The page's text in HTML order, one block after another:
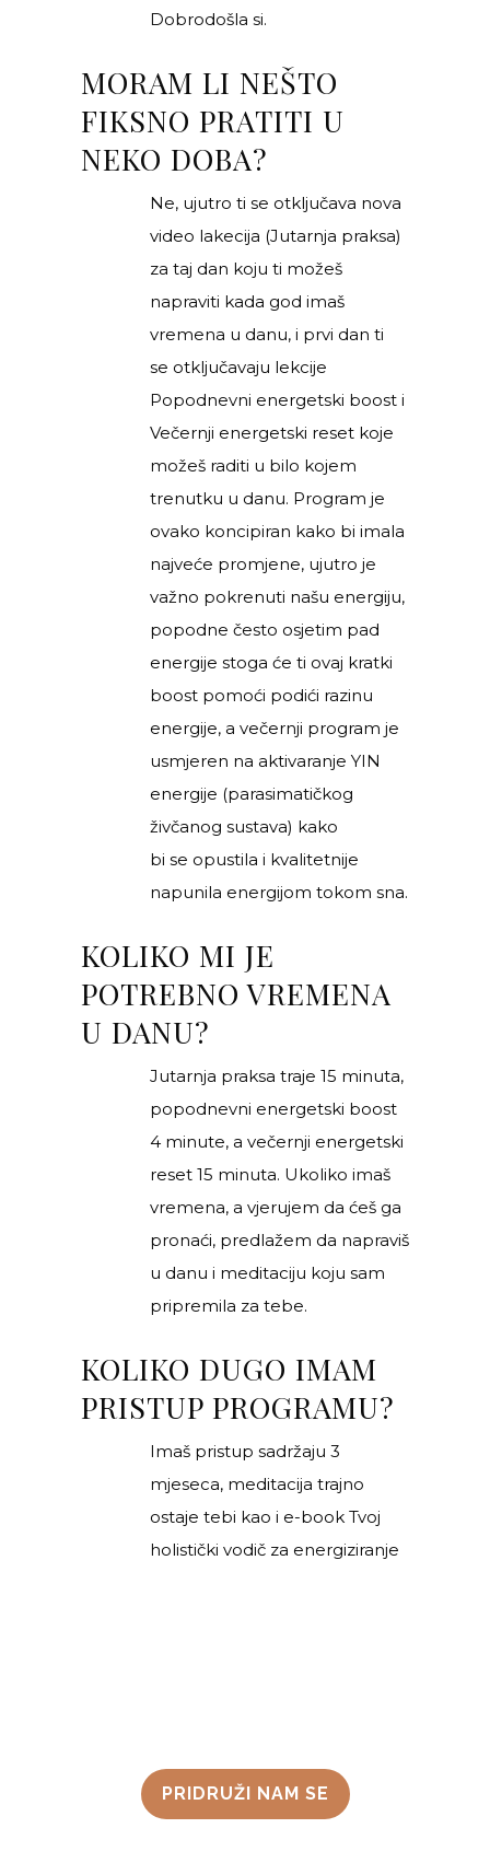
Dobrodošla si.
MORAM LI NEŠTO
FIKSNO PRATITI U
NEKO DOBA?
Ne, ujutro ti se otključava nova
video lakecija (Jutarnja praksa)
za taj dan koju ti možeš
napraviti kada god imaš
vremena u danu, i prvi dan ti
se otključavaju lekcije
Popodnevni energetski boost i
Večernji energetski reset koje
možeš raditi u bilo kojem
trenutku u danu. Program je
ovako koncipiran kako bi imala
najveće promjene, ujutro je
važno pokrenuti našu energiju,
popodne često osjetim pad
energije stoga će ti ovaj kratki
boost pomoći podići razinu
energije, a večernji program je
usmjeren na aktivaranje YIN
energije (parasimatičkog
živčanog sustava) kako
bi se opustila i kvalitetnije
napunila energijom tokom sna.
KOLIKO MI JE
POTREBNO VREMENA
U DANU?
Jutarnja praksa traje 15 minuta,
popodnevni energetski boost
4 minute, a večernji energetski
reset 15 minuta. Ukoliko imaš
vremena, a vjerujem da ćeš ga
pronaći, predlažem da napraviš
u danu i meditaciju koju sam
pripremila za tebe.
KOLIKO DUGO IMAM
PRISTUP PROGRAMU?
Imaš pristup sadržaju 3
mjeseca, meditacija trajno
ostaje tebi kao i e-book Tvoj
holistički vodič za energiziranje
PRIDRUŽI NAM SE